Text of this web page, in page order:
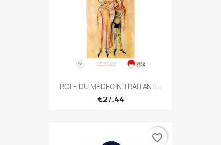
ROLE DU MÉDECIN TRAITANT...
€27.44
favorite_border